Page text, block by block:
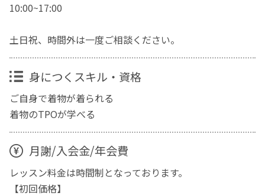
10:00~17:00
土日祝、時間外は一度ご相談ください。
身につくスキル・資格
ご自身で着物が着られる
着物のTPOが学べる
月謝/入会金/年会費
レッスン料金は時間制となっております。
【初回価格】